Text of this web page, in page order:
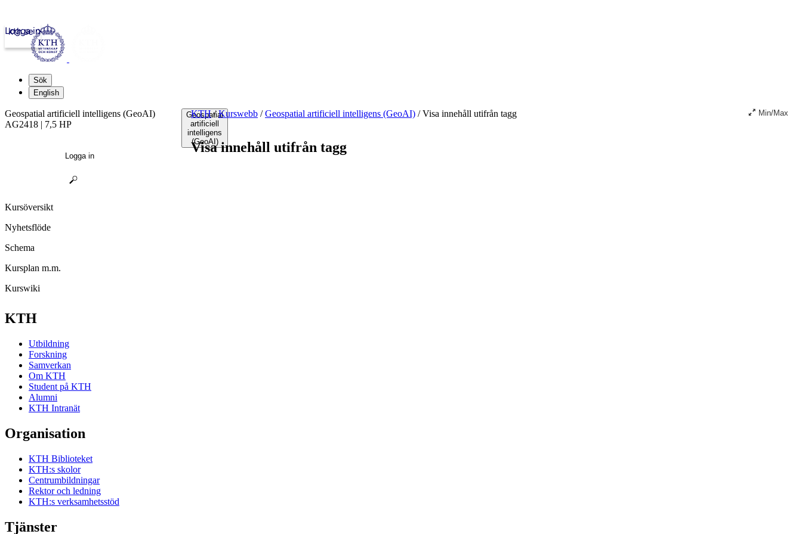
kth.se
Logga in
Sök
English
Geospatial
artificiell
intelligens
(GeoAI)
KTH / Kurswebb / Geospatial artificiell intelligens (GeoAI) /Visa innehåll utifrån tagg Min/Max
Visa innehåll utifrån tagg
Geospatial artificiell intelligens (GeoAI)
AG2418 | 7,5 HP
Logga in
Kursöversikt
Nyhetsflöde
Schema
Kursplan m.m.
Kurswiki
KTH
Utbildning
Forskning
Samverkan
Om KTH
Student på KTH
Alumni
KTH Intranät
Organisation
KTH Biblioteket
KTH:s skolor
Centrumbildningar
Rektor och ledning
KTH:s verksamhetsstöd
Tjänster